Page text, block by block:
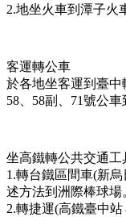
2.地坐火車到潭子
客運轉公車
於各地坐客運到臺中
58、58副、71號公
坐高鐵轉公共交通工
1.轉台鐵區間車(新
述方法到洲際棒球場
2.轉捷運(高鐵臺中